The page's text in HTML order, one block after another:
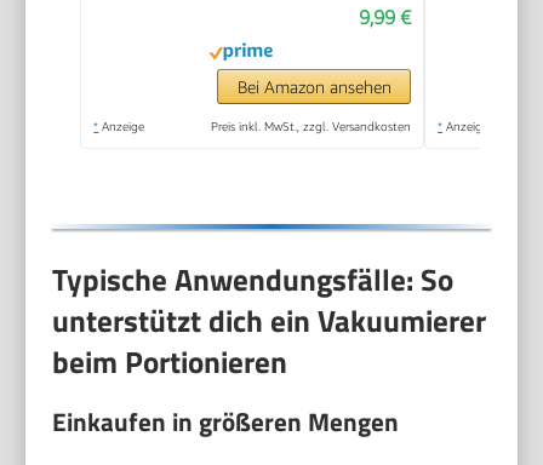
9,99 €
Bei Amazon ansehen
* Anzeige Preis inkl. MwSt., zzgl. Versandkosten * Anzeige
Typische Anwendungsfälle: So
unterstützt dich ein Vakuumierer
beim Portionieren
Einkaufen in größeren Mengen